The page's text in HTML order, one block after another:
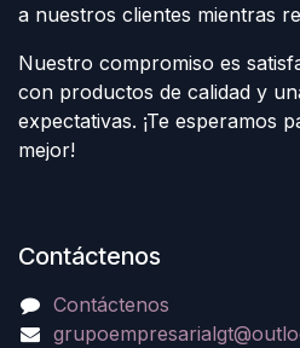
a nuestros clientes mientras
Nuestro compromiso es
con productos de calidad y
expectativas. ¡Te esperamos
mejor!
Contáctenos
Contáctenos